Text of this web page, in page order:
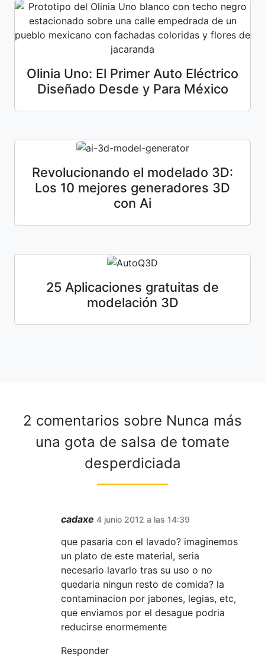
Olinia Uno: El Primer Auto Eléctrico
Diseñado Desde y Para México
Revolucionando el modelado 3D:
Los 10 mejores generadores 3D
con Ai
25 Aplicaciones gratuitas de
modelación 3D
2 comentarios sobre Nunca más
una gota de salsa de tomate
desperdiciada
cadaxe 4 junio 2012 a las 14:39
que pasaria con el lavado? imaginemos
un plato de este material, seria
necesario lavarlo tras su uso o no
quedaria ningun resto de comida? la
contaminacion por jabones, legias, etc,
que enviamos por el desague podria
reducirse enormemente
Responder